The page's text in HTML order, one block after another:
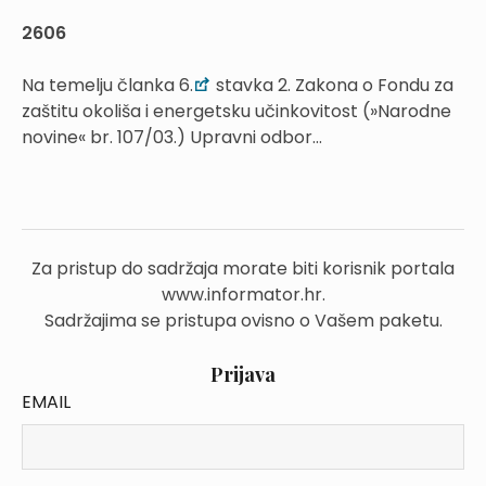
2606
Na temelju članka 6.
stavka 2. Zakona o Fondu za
zaštitu okoliša i energetsku učinkovitost (»Narodne
novine« br. 107/03.) Upravni odbor...
Za pristup do sadržaja morate biti korisnik portala
www.informator.hr.
Sadržajima se pristupa ovisno o Vašem paketu.
Prijava
EMAIL